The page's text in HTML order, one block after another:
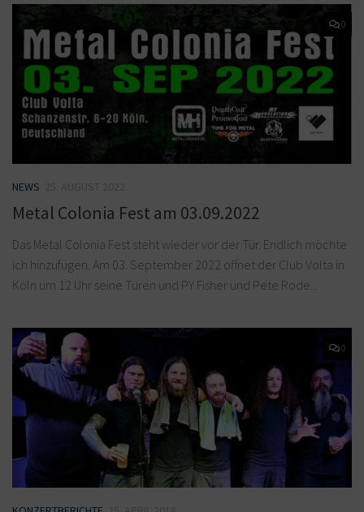
0
NEWS
Metal Colonia Fest am 03.09.2022
Das Metal Colonia Fest steht wieder vor der Tür. Endlich möchte
ich hinzufügen. Am 03. September 2022 öffnet der Club Volta in
Köln um 12 Uhr seine Türen und PY Fisher und Pete Rode...
0